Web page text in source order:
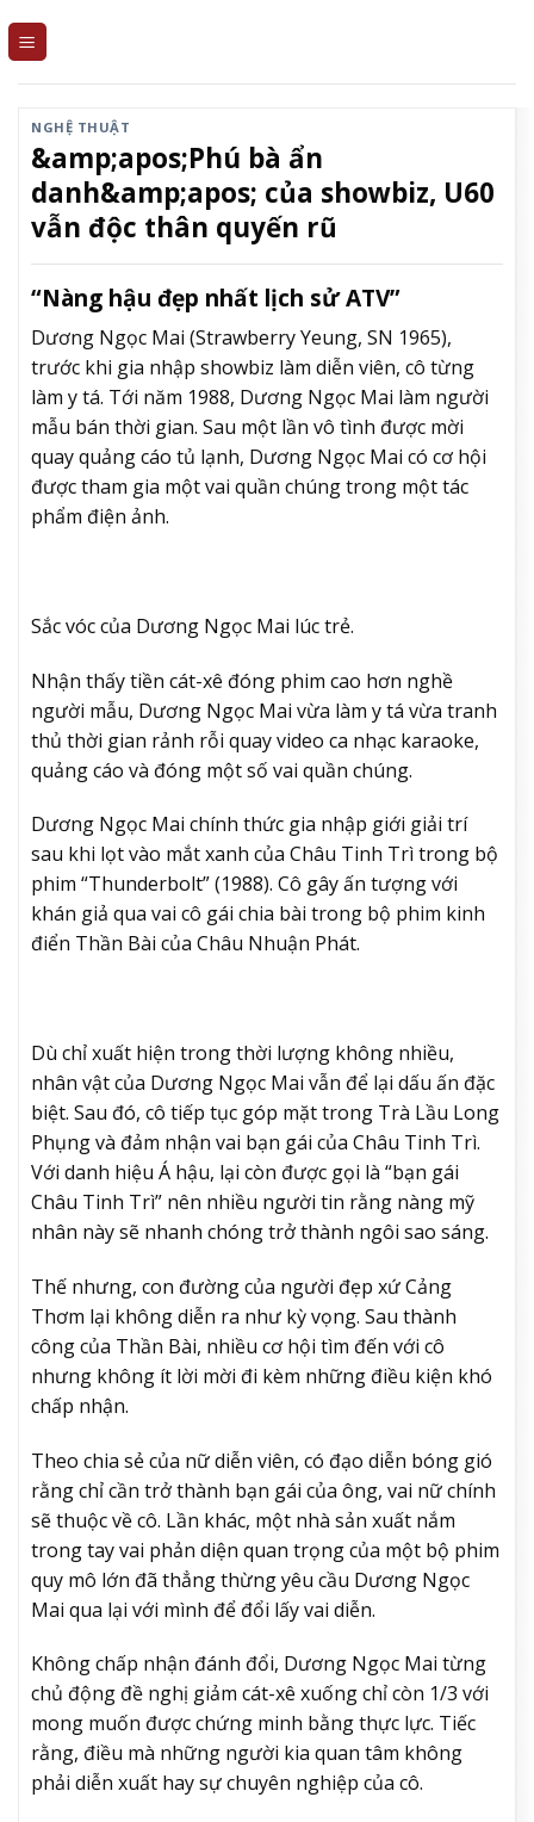
NGHỆ THUẬT
&amp;apos;Phú bà ẩn
danh&amp;apos; của showbiz, U60
vẫn độc thân quyến rũ
“Nàng hậu đẹp nhất lịch sử ATV”
Dương Ngọc Mai (Strawberry Yeung, SN 1965),
trước khi gia nhập showbiz làm diễn viên, cô từng
làm y tá. Tới năm 1988, Dương Ngọc Mai làm người
mẫu bán thời gian. Sau một lần vô tình được mời
quay quảng cáo tủ lạnh, Dương Ngọc Mai có cơ hội
được tham gia một vai quần chúng trong một tác
phẩm điện ảnh.
Sắc vóc của Dương Ngọc Mai lúc trẻ.
Nhận thấy tiền cát-xê đóng phim cao hơn nghề
người mẫu, Dương Ngọc Mai vừa làm y tá vừa tranh
thủ thời gian rảnh rỗi quay video ca nhạc karaoke,
quảng cáo và đóng một số vai quần chúng.
Dương Ngọc Mai chính thức gia nhập giới giải trí
sau khi lọt vào mắt xanh của Châu Tinh Trì trong bộ
phim “Thunderbolt” (1988). Cô gây ấn tượng với
khán giả qua vai cô gái chia bài trong bộ phim kinh
điển Thần Bài của Châu Nhuận Phát.
Dù chỉ xuất hiện trong thời lượng không nhiều,
nhân vật của Dương Ngọc Mai vẫn để lại dấu ấn đặc
biệt. Sau đó, cô tiếp tục góp mặt trong Trà Lầu Long
Phụng và đảm nhận vai bạn gái của Châu Tinh Trì.
Với danh hiệu Á hậu, lại còn được gọi là “bạn gái
Châu Tinh Trì” nên nhiều người tin rằng nàng mỹ
nhân này sẽ nhanh chóng trở thành ngôi sao sáng.
Thế nhưng, con đường của người đẹp xứ Cảng
Thơm lại không diễn ra như kỳ vọng. Sau thành
công của Thần Bài, nhiều cơ hội tìm đến với cô
nhưng không ít lời mời đi kèm những điều kiện khó
chấp nhận.
Theo chia sẻ của nữ diễn viên, có đạo diễn bóng gió
rằng chỉ cần trở thành bạn gái của ông, vai nữ chính
sẽ thuộc về cô. Lần khác, một nhà sản xuất nắm
trong tay vai phản diện quan trọng của một bộ phim
quy mô lớn đã thẳng thừng yêu cầu Dương Ngọc
Mai qua lại với mình để đổi lấy vai diễn.
Không chấp nhận đánh đổi, Dương Ngọc Mai từng
chủ động đề nghị giảm cát-xê xuống chỉ còn 1/3 với
mong muốn được chứng minh bằng thực lực. Tiếc
rằng, điều mà những người kia quan tâm không
phải diễn xuất hay sự chuyên nghiệp của cô.